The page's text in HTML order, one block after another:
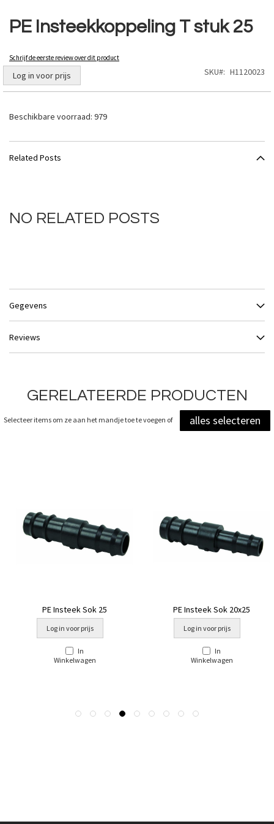
PE Insteekkoppeling T stuk 25
Schrijf de eerste review over dit product
Log in voor prijs SKU H1120023
Beschikbare voorraad: 979
naar
het
van
afbeeldingen-
gallerij
Related Posts
NO RELATED POSTS
Gegevens
Reviews
GERELATEERDE PRODUCTEN
Selecteer items om ze aan het mandje toe te voegen of alles selecteren
PE Insteek Sok 25
Log in voor prijs
In
Winkelwagen
PE Insteek Sok 20x25
Log in voor prijs
In
Winkelwagen